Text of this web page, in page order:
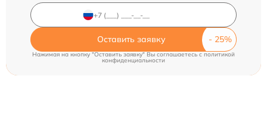
Оставить заявку
Нажимая на кнопку "Оставить заявку" Вы соглашаетесь cполитикой
конфиденциальности